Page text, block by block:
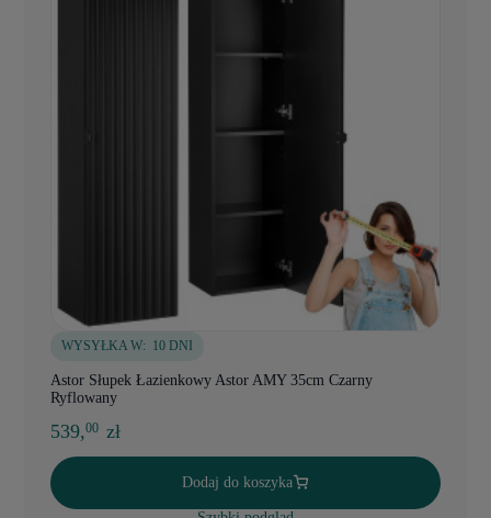
WYSYŁKA W: 10 DNI
Astor Słupek Łazienkowy Astor AMY 35cm Czarny
Ryflowany
539,00 zł
Dodaj do koszyka